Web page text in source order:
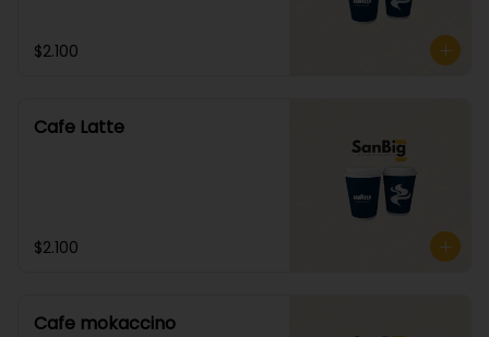
$2.100
Cafe Latte
$2.100
Cafe mokaccino